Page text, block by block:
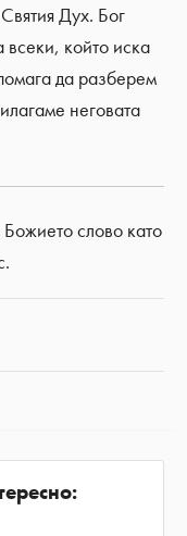
Дух. Бог
който иска
да разберем
неговата
слово като